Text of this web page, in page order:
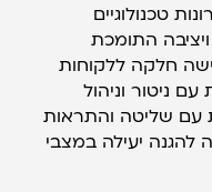
טכנולוגיים
התומכת
חלקה ללקוחות
ניטור וניהול
שליטה והתראות
יעילה במצבי